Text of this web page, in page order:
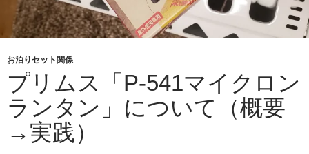
お泊りセット関係
プリムス「P-541マイクロン
ランタン」について（概要
→実践）